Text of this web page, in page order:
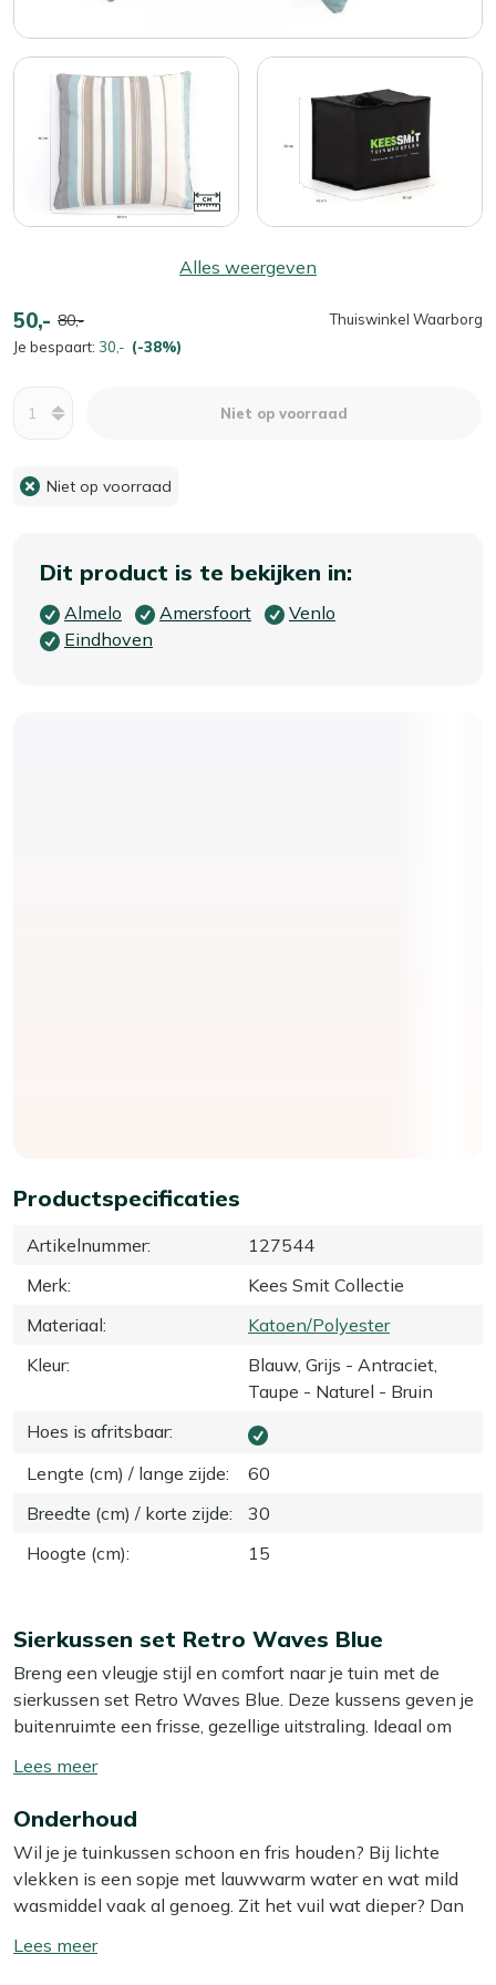
Alles weergeven
50,- 80,-
Je bespaart: 30,- (-38%)
Thuiswinkel Waarborg
Niet op voorraad
Niet op voorraad
Productspecificaties
Artikelnummer:
127544
Merk:
Kees Smit Collectie
Materiaal:
Katoen/Polyester
Kleur:
Blauw, Grijs - Antraciet,
Taupe - Naturel - Bruin
Hoes is afritsbaar:
Lengte (cm) / lange zijde:
60
Breedte (cm) / korte zijde:
30
Hoogte (cm): 15
Dit product is te bekijken in:
Almelo Amersfoort
Venlo
Eindhoven
Sierkussen set Retro Waves Blue
Breng een vleugje stijl en comfort naar je tuin met de
sierkussen set Retro Waves Blue. Deze kussens geven je
buitenruimte een frisse, gezellige uitstraling. Ideaal om
Dankzij het compacte formaat berg je ze makkelijk
op de bank, want daar staan ze ook hartstikke leuk! De
hoes van deze kussens is afritsbaar, dus je haalt hem er
makkelijk af en stopt hem zo in de wasmachine. Handig,
want zo blijven je kussens zonder moeite schoon en fris!
Inclusief gratis kussentas, zodat je ze gemakkelijk kunt
Toon/verberg
meer
Onderhoud
Wil je je tuinkussen schoon en fris houden? Bij lichte
vlekken is een sopje met lauwwarm water en wat mild
wasmiddel vaak al genoeg. Zit het vuil wat dieper? Dan
hardnekkige vlekken los te krijgen zonder de stof aan te
Toon/verberg